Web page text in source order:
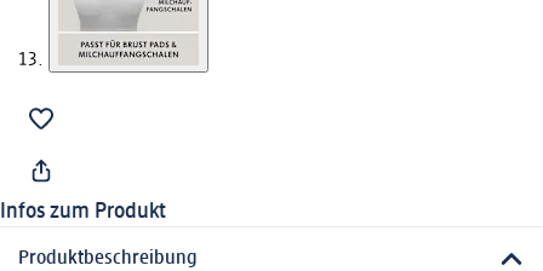
Infos zum Produkt
Produktbeschreibung